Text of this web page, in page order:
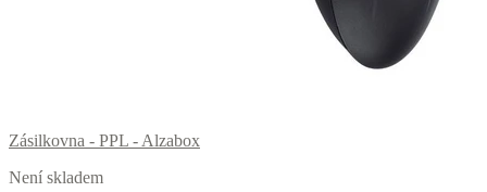
Zásilkovna - PPL - Alzabox
Není skladem